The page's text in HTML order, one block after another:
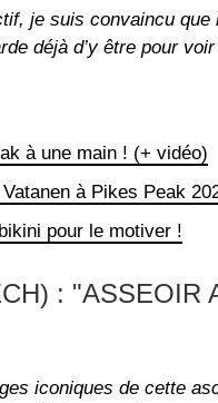
je suis convaincu que
déjà d’y être pour
à une main ! (+ vidéo)
à Pikes Peak
pour le motiver !
: "ASSEOIR
iconiques de cette